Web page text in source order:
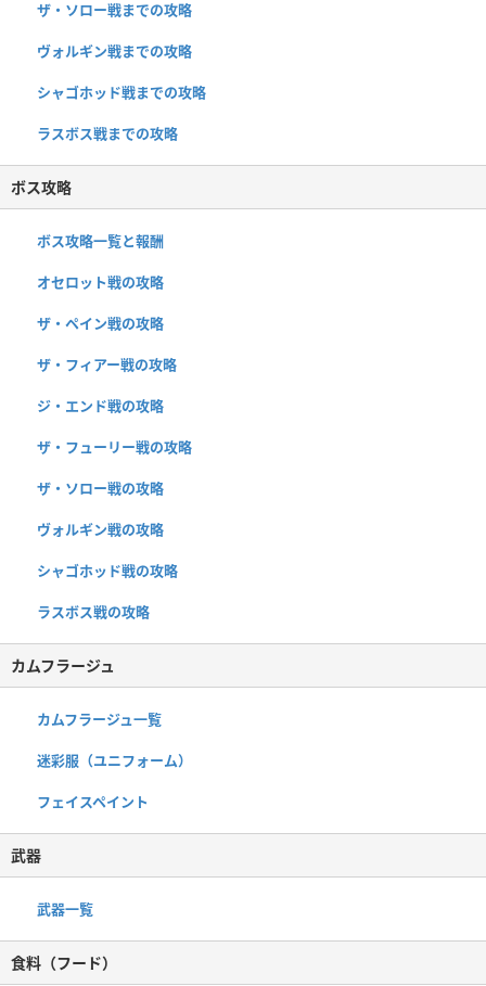
ザ・ソロー戦までの攻略
ヴォルギン戦までの攻略
シャゴホッド戦までの攻略
ラスボス戦までの攻略
ボス攻略
ボス攻略一覧と報酬
オセロット戦の攻略
ザ・ペイン戦の攻略
ザ・フィアー戦の攻略
ジ・エンド戦の攻略
ザ・フューリー戦の攻略
ザ・ソロー戦の攻略
ヴォルギン戦の攻略
シャゴホッド戦の攻略
ラスボス戦の攻略
カムフラージュ
カムフラージュ一覧
迷彩服（ユニフォーム）
フェイスペイント
武器
武器一覧
食料（フード）